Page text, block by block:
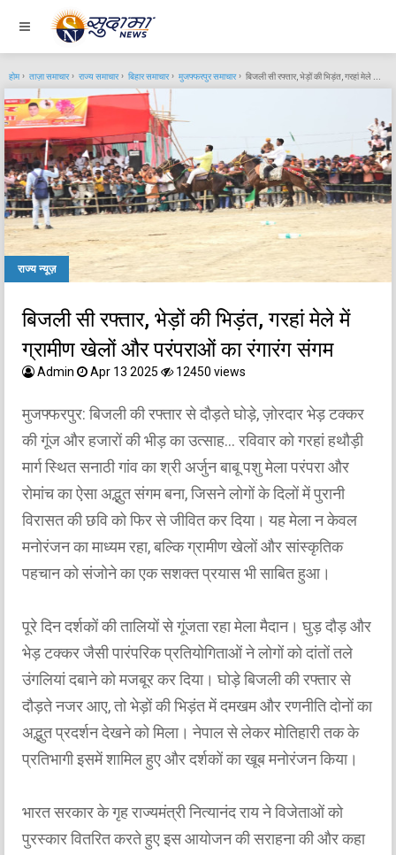
होम ताज़ा समाचार राज्य समाचार बिहार समाचार मुजफ्फरपुर समाचार बिजली सी रफ्तार, भेड़ों की भिड़ंत, गरहां मेले में ग्रामीण खेलों और परंपराओं का रंगारंग संगम
राज्य न्यूज़
बिजली सी रफ्तार, भेड़ों की भिड़ंत, गरहां मेले में
ग्रामीण खेलों और परंपराओं का रंगारंग संगम
Admin Apr 13 2025 12450 views
मुजफ्फरपुर: बिजली की रफ्तार से दौड़ते घोड़े, ज़ोरदार भेड़ टक्कर
की गूंज और हजारों की भीड़ का उत्साह... रविवार को गरहां हथौड़ी
मार्ग स्थित सनाठी गांव का श्री अर्जुन बाबू पशु मेला परंपरा और
रोमांच का ऐसा अद्भुत संगम बना, जिसने लोगों के दिलों में पुरानी
विरासत की छवि को फिर से जीवित कर दिया। यह मेला न केवल
मनोरंजन का माध्यम रहा, बल्कि ग्रामीण खेलों और सांस्कृतिक
पहचान को संजोने का एक सशक्त प्रयास भी साबित हुआ।
पूरे दिन दर्शकों की तालियों से गूंजता रहा मेला मैदान। घुड़ दौड़ और
भेड़ टक्कर जैसी पारंपरिक प्रतियोगिताओं ने लोगों को दांतों तले
उंगलियां दबाने को मजबूर कर दिया। घोड़े बिजली की रफ्तार से
दौड़ते नजर आए, तो भेड़ों की भिड़ंत में दमखम और रणनीति दोनों का
अद्भुत प्रदर्शन देखने को मिला। नेपाल से लेकर मोतिहारी तक के
प्रतिभागी इसमें शामिल हुए और दर्शकों का खूब मनोरंजन किया।
भारत सरकार के गृह राज्यमंत्री नित्यानंद राय ने विजेताओं को
पुरस्कार वितरित करते हुए इस आयोजन की सराहना की और कहा